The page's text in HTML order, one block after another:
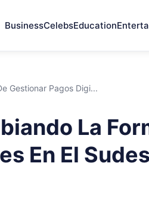
BusinessCelebsEducation
Gestionar Pagos Digi...
La
En El